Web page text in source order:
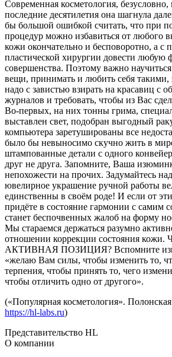
Современная косметология,
последние десятилетия она шагнула
бы большой ошибкой считать, что при
процедур можно избавиться от любого
кожи окончательно и бесповоротно, а с
пластической хирургии довести любую
совершенства. Поэтому важно научиться
вещи, принимать и любить себя такими,
надо с завистью взирать на красавиц с
журналов и требовать, чтобы из Вас
Во-первых, на них тонны грима,
выставлен свет, подобран выгодный
компьютера заретушированы все
было бы невыносимо скучно жить в
штампованные детали с одного
друг не друга. Запомните, Ваша
непохожести на прочих. Задумайтесь
ювелирное украшение ручной работы
единственны в своём роде! И если от
придёте в состояние гармонии с самим
станет беспочвенных жалоб на форму
Мы стараемся держаться разумно
отношении коррекции состояния
АКТИВНАЯ ПОЗИЦИЯ? Вспомните
«желаю Вам силы, чтобы изменить то,
терпения, чтобы принять то, чего
чтобы отличить одно от другого».
(«Популярная косметология».
https://hl-labs.ru)
Представительство HL
О компании